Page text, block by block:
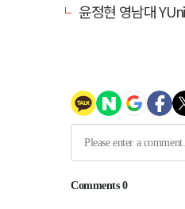
윤정현 영남대